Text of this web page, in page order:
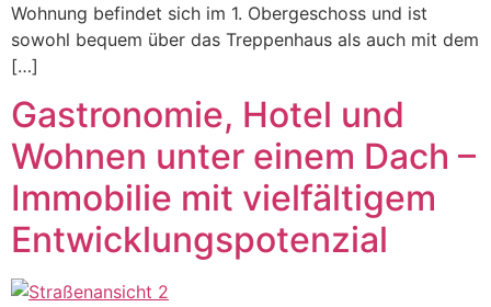
Wohnung befindet sich im 1. Obergeschoss und ist
sowohl bequem über das Treppenhaus als auch mit dem
[…]
Gastronomie, Hotel und
Wohnen unter einem Dach –
Immobilie mit vielfältigem
Entwicklungspotenzial